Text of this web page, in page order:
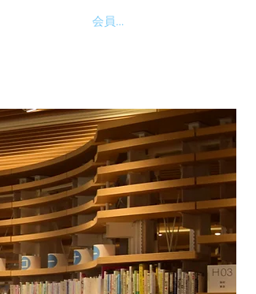
会員ログイン